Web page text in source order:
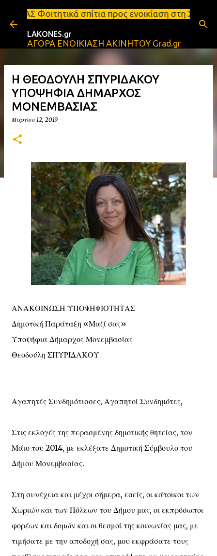
Μετάβαση στο κύριο περιεχόμενο
σπίτια προς ενοικίαση στη Σπάρτη
LAKONES.gr
ΑΓΟΡΑ ΕΝΟΙΚΙΑΣΗ ΑΚΙΝΗΤΟΥ Grad.gr
Η ΘΕΟΔΟΥΛΗ ΣΠYΡΙΔΑΚΟΥ
ΥΠΟΨΗΦΙΑ ΔΗΜΑΡΧΟΣ
ΜΟΝΕΜΒΑΣΙΑΣ
Μαρτίου 12, 2019
ΑΝΑΚΟΙΝΩΣΗ ΥΠΟΨΗΦΙΟΤΗΤΑΣ
Δημοτική Παράταξη «Μαζί σας»
Υποψήφια Δήμαρχος Μονεμβασίας
Θεοδούλη ΣΠΥΡΙΔΑΚΟΥ
Αγαπητές Συνδημότισσες, Αγαπητοί Συνδημότες,
Στις εκλογές της περασμένης δημοτικής θητείας, τον
Μάιο του 2014, με εκλέξατε Δημοτική Σύμβουλο του
Δήμου Μονεμβασίας.
Στη συνέχεια και μέχρι σήμερα, εσείς, οι κάτοικοι των
Χωριών και των Πόλεων του Δήμου μας, οι εκπρόσωποι
φορέων και δομών και οι θεσμοί της κοινωνίας μας, με
τιμήσατε με την αποδοχή σας, μου εκφράσατε τους